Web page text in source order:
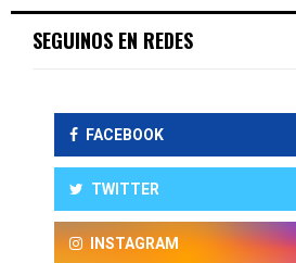
SEGUINOS EN REDES
FACEBOOK
TWITTER
INSTAGRAM